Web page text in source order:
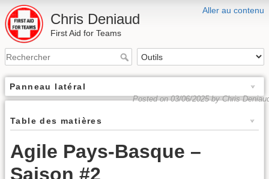
Aller au contenu
Chris Deniaud
First Aid for Teams
Panneau latéral
Posted on 03/06/2025 by Chris
Table des matières
Agile Pays-Basque –
Saison #2